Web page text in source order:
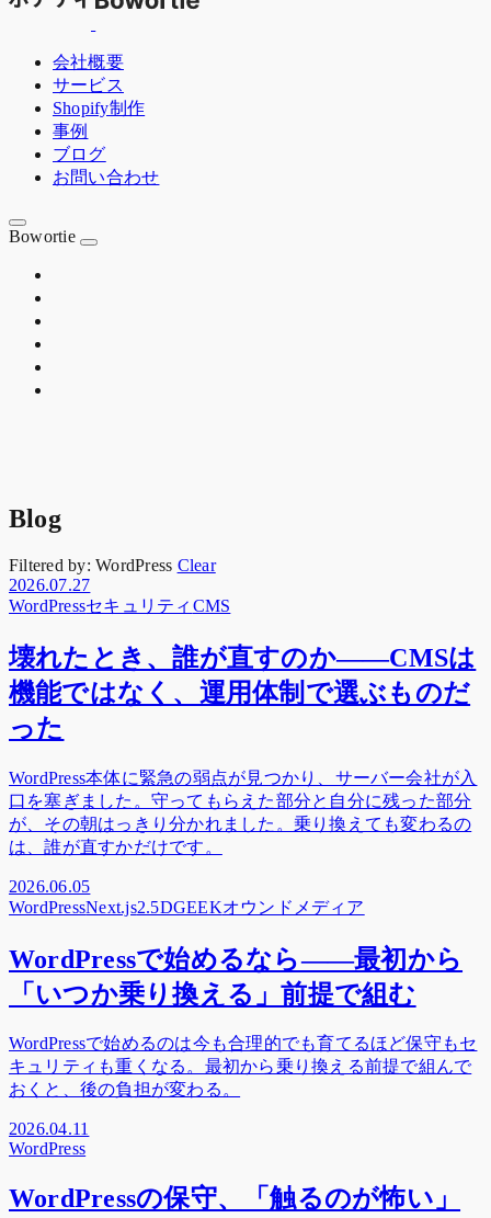
会社概要
サービス
Shopify制作
事例
ブログ
お問い合わせ
Bowortie
Blog
Filtered by: WordPress Clear
2026.07.27
WordPressセキュリティ CMS
壊れたとき、誰が直すのか——CMSは
機能ではなく、運用体制で選ぶものだ
った
WordPress本体に緊急の弱点が見つかり、サーバー会社が入
口を塞ぎました。守ってもらえた部分と自分に残った部分
が、その朝はっきり分かれました。乗り換えても変わるの
は、誰が直すかだけです。
2026.06.05
WordPressNext.js2.5DGEEKオウンドメディア
WordPressで始めるなら——最初から
「いつか乗り換える」前提で組む
WordPressで始めるのは今も合理的でも育てるほど保守もセ
キュリティも重くなる。最初から乗り換える前提で組んで
おくと、後の負担が変わる。
2026.04.11
WordPress
WordPressの保守、「触るのが怖い」